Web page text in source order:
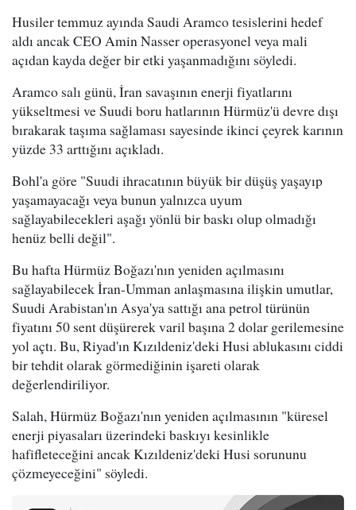
Husiler temmuz ayında Saudi Aramco tesislerini hedef
aldı ancak CEO Amin Nasser operasyonel veya mali
açıdan kayda değer bir etki yaşanmadığını söyledi.
Aramco salı günü, İran savaşının enerji fiyatlarını
yükseltmesi ve Suudi boru hatlarının Hürmüz'ü devre dışı
bırakarak taşıma sağlaması sayesinde ikinci çeyrek karının
yüzde 33 arttığını açıkladı.
Bohl'a göre "Suudi ihracatının büyük bir düşüş yaşayıp
yaşamayacağı veya bunun yalnızca uyum
sağlayabilecekleri aşağı yönlü bir baskı olup olmadığı
henüz belli değil".
Bu hafta Hürmüz Boğazı'nın yeniden açılmasını
sağlayabilecek İran-Umman anlaşmasına ilişkin umutlar,
Suudi Arabistan'ın Asya'ya sattığı ana petrol türünün
fiyatını 50 sent düşürerek varil başına 2 dolar gerilemesine
yol açtı. Bu, Riyad'ın Kızıldeniz'deki Husi ablukasını ciddi
bir tehdit olarak görmediğinin işareti olarak
değerlendiriliyor.
Salah, Hürmüz Boğazı'nın yeniden açılmasının "küresel
enerji piyasaları üzerindeki baskıyı kesinlikle
hafifleteceğini ancak Kızıldeniz'deki Husi sorununu
çözmeyeceğini" söyledi.